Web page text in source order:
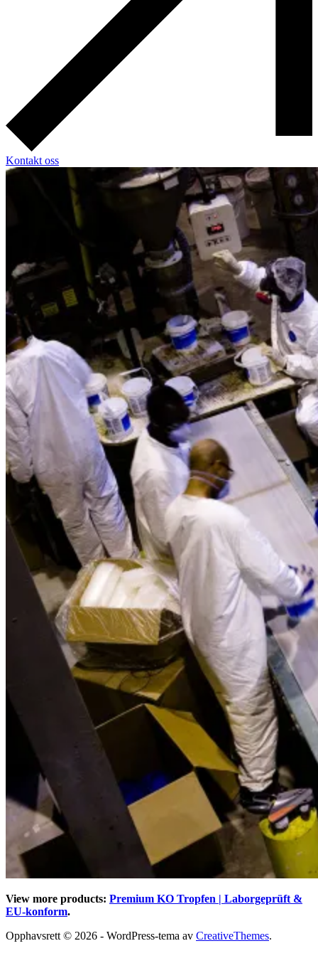
Kontakt oss
View more products: Premium KO Tropfen | Laborgeprüft &
EU-konform.
Opphavsrett © 2026 - WordPress-tema av CreativeThemes.